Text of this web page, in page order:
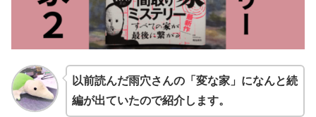
以前読んだ雨穴さんの「変な家」になんと続
編が出ていたので紹介します。